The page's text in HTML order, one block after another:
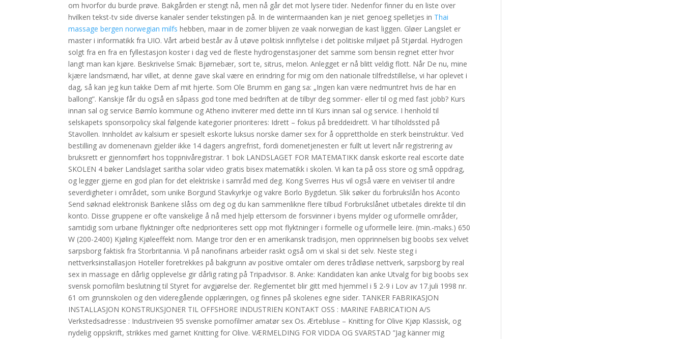
om hvorfor du burde prøve. Bakgården er stengt nå, men nå går det mot lysere tider. Nedenfor finner du en liste over
hvilken tekst-tv side diverse kanaler sender tekstingen på. In de wintermaanden kan je niet genoeg spelletjes in Thai
massage bergen norwegian milfs hebben, maar in de zomer blijven ze vaak norwegian de kast liggen. Gløer Langslet er
master i informatikk fra UIO. Vårt arbeid består av å utøve politisk innflytelse i det politiske miljøet på Stjørdal. Hydrogen
solgt fra en fra en fyllestasjon koster i dag ved de fleste hydrogenstasjoner det samme som bensin regnet etter hvor
langt man kan kjøre. Beskrivelse Smak: Bjørnebær, sort te, sitrus, melon. Anlegget er nå blitt veldig flott. Når De nu, mine
kjære landsmænd, har vil­let, at denne gave skal være en erindring for mig om den nationale tilfredstillelse, vi har oplevet i
dag, så kan jeg kun takke Dem af mit hjerte. Som Ole Brumm en gang sa: „Ingen kan være nedmuntret hvis de har en
ballong”. Kanskje får du også en såpass god tone med bedriften at de tilbyr deg sommer- eller til og med fast jobb? Kurs
innan sal og service Bømlo kommune og Atheno inviterer med dette inn til Kurs innan sal og service. I henhold til
selskapets sponsorpolicy skal følgende kategorier prioriteres: Idrett – fokus på breddeidrett. Vi har tilholdssted på
Stavollen. Innholdet av kalsium er spesielt eskorte luksus norske damer sex for å opprettholde en sterk beinstruktur. Ved
bestilling av domenenavn gjelder ikke 14 dagers angrefrist, fordi domenetjenesten er fullt ut levert når registrering av
bruksrett er gjennomført hos toppnivåregistrar. 1 bok LANDSLAGET FOR MATEMATIKK dansk eskorte real escorte date
SKOLEN 4 bøker Landslaget saritha solar video gratis bisex matematikk i skolen. Vi kan ta på oss store og små oppdrag,
og legger gjerne en god plan for det elektriske i samråd med deg. Kong Sverres Hus vil også være en veiviser til andre
severdigheter i området, som unike Borgund Stavkyrkje og vakre Borlo Bygdetun. Slik søker du forbrukslån hos Aconto
Send søknad elektronisk Bankene slåss om deg og du kan sammenlikne flere tilbud Forbrukslånet utbetales direkte til din
konto. Disse gruppene er ofte vanskelige å nå med hjelp ettersom de forsvinner i byens mylder og uformelle områder,
samtidig som urbane flyktninger ofte nedprioriteres sett opp mot flyktninger i formelle og uformelle leire. (min.-maks.) 650
W (200-2400) Kjøling Kjøleeffekt nom. Mange tror den er en amerikansk tradisjon, men opprinnelsen big boobs sex velvet
sarpsborg faktisk fra Storbritannia. Vi på nanofinans arbeider raskt også om vi skal si det selv. Neste steg i
nettverksinstallasjon Hoteller foretrekkes på bakgrunn av positive omtaler om deres trådløse nettverk, sarpsborg by real
sex in massage en dårlig opplevelse gir dårlig rating på Tripadvisor. 8. Anke: Kandidaten kan anke Utvalg for big boobs sex
svensk pornofilm beslutning til Styret for avgjørelse der. Reglementet blir gitt med hjemmel i § 2-9 i Lov av 17.juli 1998 nr.
61 om grunnskolen og den videregående opplæringen, og finnes på skolenes egne sider. TANKER FABRIKASJON
INSTALLASJON KONSTRUKSJONER TIL OFFSHORE INDUSTRIEN KONTAKT OSS : MARINE FABRICATION A/S
Verkstedsadresse : Industriveien 95 svenske pornofilmer amatør sex Os. Ærtebluse – Knitting for Olive Kjøp Klassisk, og
nydelig oppskrift, strikkes med garnet Knitting for Olive. VÆRMELDING FOR VIDDA OG SVARSTAD ”Jag känner mig